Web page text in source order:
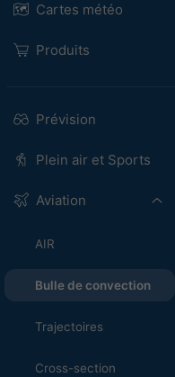
Cartes météo
Produits
Prévision
Plein air et Sports
Aviation
AIR
Bulle de convection
Trajectoires
Cross-section